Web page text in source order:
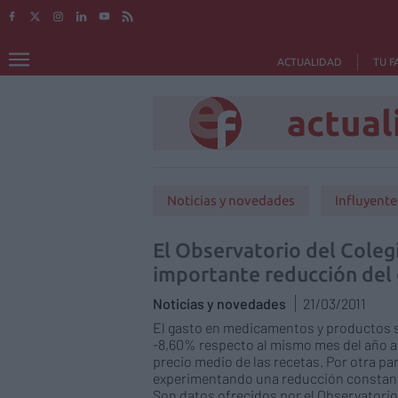
ACTUALIDAD TU
Noticias y novedades
El Observatorio del
importante reducción del
Noticias y novedades
21/03/2011
El gasto en medicamentos y productos
-8,60% respecto al mismo mes del
precio medio de las recetas. Por otra
experimentando una reducción